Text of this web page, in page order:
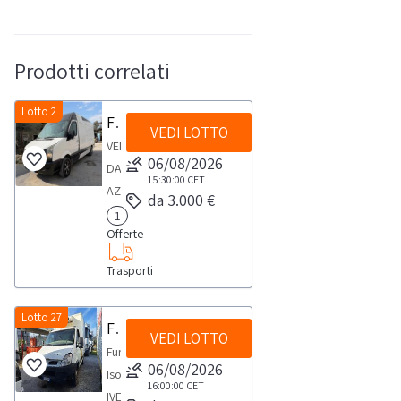
Prodotti correlati
Lotto 2
Furgone Van Volkswagen Crafter
VENDITA
DA
AZIENDA
ATTIVAFurgone
Van
Volkswagen
Crafter Anno
2012 km
circa
136536 portata
kg
1144 tetto
1
Offerte
Trasporti
VEDI LOTTO
06/08/2026
15:30:00 CET
da 3.000 €
Lotto 27
Furgone Isotermico IVECO 35C13
Furgone
Isotermico
IVECO
VEDI LOTTO
06/08/2026
16:00:00 CET